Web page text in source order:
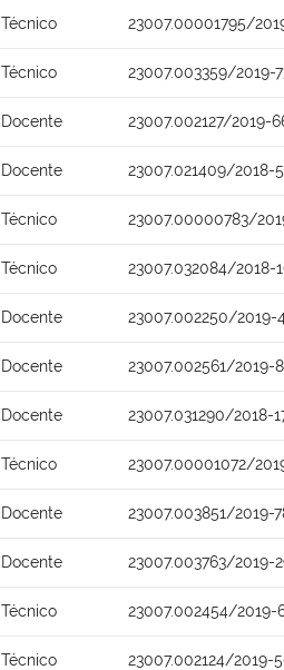
Técnico 23007.00001795/
Técnico 23007.003359/2019-
Docente 23007.002127/2019-
Docente 23007.021409/2018-
Técnico 23007.00000783/
Técnico 23007.032084/2018-
Docente 23007.002250/2019-
Docente 23007.002561/2019-
Docente 23007.031290/2018-
Técnico 23007.00001072/
Docente 23007.003851/2019-
Docente 23007.003763/2019-
Técnico 23007.002454/2019-
Técnico 23007.002124/2019-